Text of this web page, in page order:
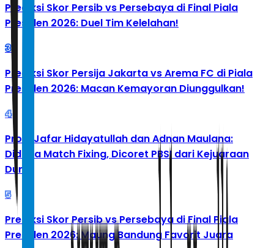
Prediksi Skor Persib vs Persebaya di Final Piala
Presiden 2026: Duel Tim Kelelahan!
3
Prediksi Skor Persija Jakarta vs Arema FC di Piala
Presiden 2026: Macan Kemayoran Diunggulkan!
4
Profil Jafar Hidayatullah dan Adnan Maulana:
Diduga Match Fixing, Dicoret PBSI dari Kejuaraan
Dunia
5
Prediksi Skor Persib vs Persebaya di Final Piala
Presiden 2026: Maung Bandung Favorit Juara